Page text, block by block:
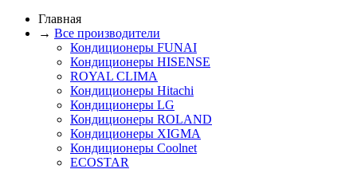
Главная
→ Все производители
Кондиционеры FUNAI
Кондиционеры HISENSE
ROYAL CLIMA
Кондиционеры Hitachi
Кондиционеры LG
Кондиционеры ROLAND
Кондиционеры XIGMA
Кондиционеры Coolnet
ECOSTAR